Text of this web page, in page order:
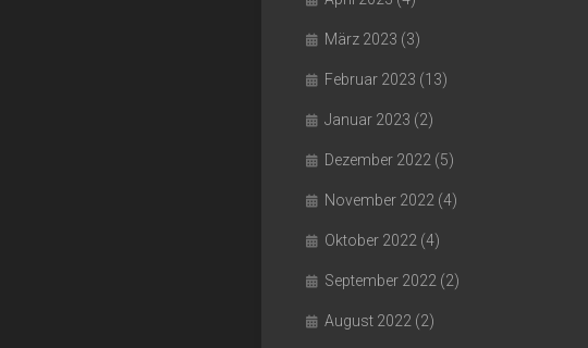
März 2023 (3)
Februar 2023 (13)
Januar 2023 (2)
Dezember 2022 (5)
November 2022 (4)
Oktober 2022 (4)
September 2022 (2)
August 2022 (2)